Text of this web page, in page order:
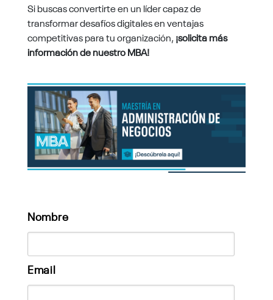
Si buscas convertirte en un líder capaz de
transformar desafíos digitales en ventajas
competitivas para tu organización, ¡solicita más
información de nuestro MBA!
Nombre
Email